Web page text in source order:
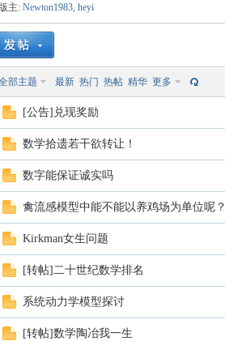
版主:Newton1983,heyi
部主题 最新 热门 热帖 精华 更多
[公告]兑现奖励
数学拾遗若干欲转让！
数字能保证诚实吗
禽流感模型中能不能以养鸡场为单位呢？
Kirkman女生问题
[转帖]二十世纪数学排名
系统动力学模型探讨
[转帖]数学陶冶我一生